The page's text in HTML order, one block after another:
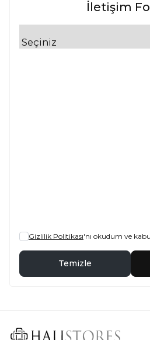
İletişim
Gizlilik Politikası'nı okudum ve
Temizle